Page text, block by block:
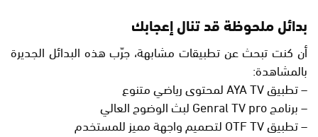
بدائل ملحوظة قد تنال إعجابك
أن كنت تبحث عن تطبيقات مشابهة، جرّب هذه البدائل الجديرة
بالمشاهدة:
– تطبيق AYA TV لمحتوى رياضي متنوع
– برنامج Genral TV pro لبث الوضوح العالي
– تطبيق OTF TV لتصميم واجهة مميز للمستخدم